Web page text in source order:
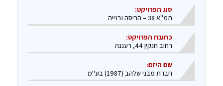
סוג הפרויקט:
תמ"א 38 – הריסה ובנייה
כתובת הפרויקט:
רחוב חנקין 44, רעננה
שם היזם:
חברת מבני שלהב (1987) בע"מ